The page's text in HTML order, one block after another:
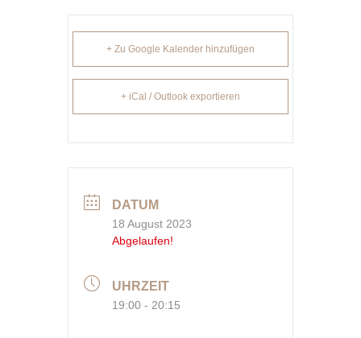
+ Zu Google Kalender hinzufügen
+ iCal / Outlook exportieren
DATUM
18 August 2023
Abgelaufen!
UHRZEIT
19:00 - 20:15